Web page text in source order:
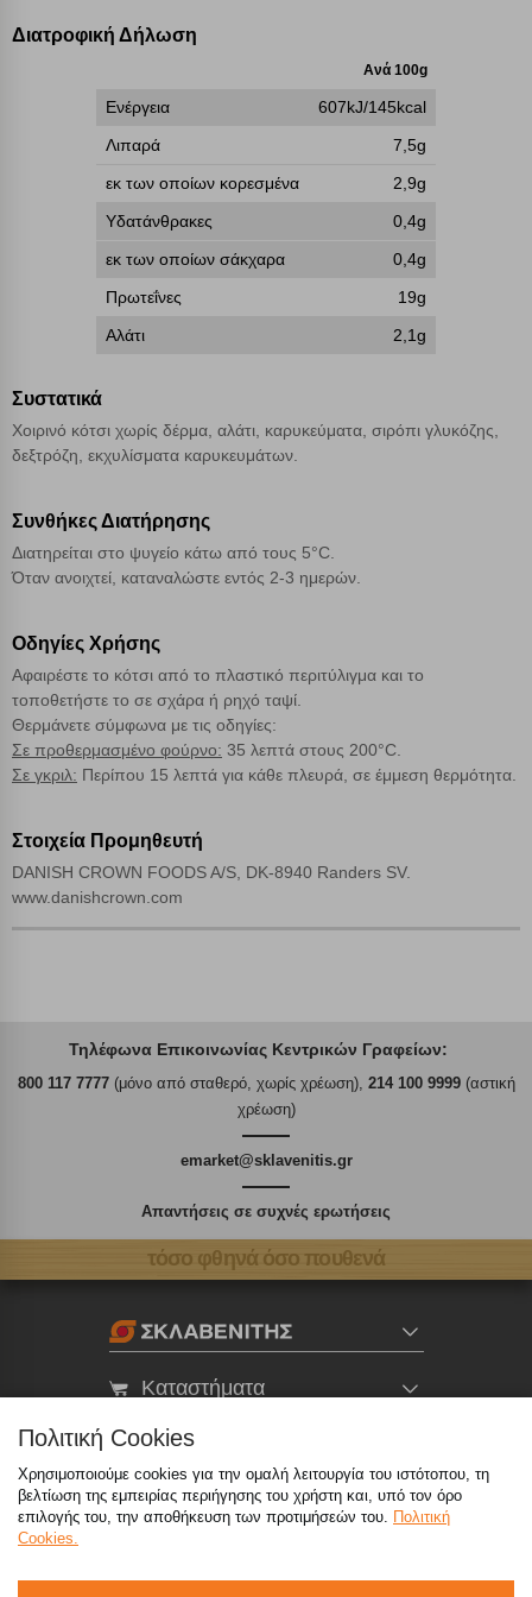
Διατροφική Δήλωση
Ανά 100g
Ενέργεια
607kJ/145kcal
Λιπαρά
7,5g
εκ των οποίων κορεσμένα
2,9g
Υδατάνθρακες
0,4g
εκ των οποίων σάκχαρα
0,4g
Πρωτεΐνες
19g
Αλάτι
2,1g
Συστατικά
Χοιρινό κότσι χωρίς δέρμα, αλάτι, καρυκεύματα, σιρόπι γλυκόζης,
δεξτρόζη, εκχυλίσματα καρυκευμάτων.
Συνθήκες Διατήρησης
Διατηρείται στο ψυγείο κάτω από τους 5°C.
Όταν ανοιχτεί, καταναλώστε εντός 2-3 ημερών.
Οδηγίες Χρήσης
Αφαιρέστε το κότσι από το πλαστικό περιτύλιγμα και το
τοποθετήστε το σε σχάρα ή ρηχό ταψί.
Θερμάνετε σύμφωνα με τις οδηγίες:
Σε προθερμασμένο φούρνο: 35 λεπτά στους 200°C.
Σε γκριλ: Περίπου 15 λεπτά για κάθε πλευρά, σε έμμεση θερμότητα.
Στοιχεία Προμηθευτή
DANISH CROWN FOODS A/S, DK-8940 Randers SV.
www.danishcrown.com
Τηλέφωνα Επικοινωνίας Κεντρικών Γραφείων:
800 117 7777(μόνο από σταθερό, χωρίς χρέωση), 214 100 9999(αστική
χρέωση)
emarket@sklavenitis.gr
Απαντήσεις σε συχνές ερωτήσεις
τόσο φθηνά όσο πουθενά
Καταστήματα
eMarket
800 117 7777 (μόνο από σταθερό, χωρίς χρέωση),
Πολιτική Cookies
Χρησιμοποιούμε cookies για την ομαλή λειτουργία του ιστότοπου, τη
βελτίωση της εμπειρίας περιήγησης του χρήστη και, υπό τον όρο
επιλογής του, την αποθήκευση των προτιμήσεών του. Πολιτική
Cookies.
επάνω δεξιά, αφού ενημερωθείτε σχετικά. Ωστόσο θα πρέπει να
γνωρίζετε ότι αποκλεισμός ορισμένων κατηγοριών αρχείων cookies,
μπορεί να επηρεάσει την εμπειρία της περιήγησής σας ή/και της
Λειτουργικά cookies
Cookies στόχευσης
Cookies απόδοσης
Αποθήκευση ρυθμίσεων
Αποδοχή όλων